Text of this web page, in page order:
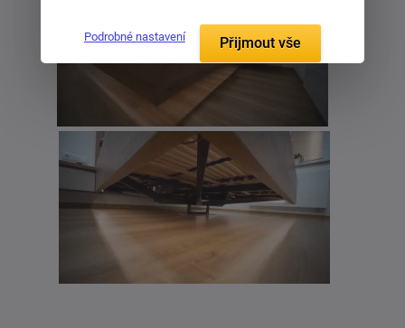
Podrobné nastavení Přijmout vše